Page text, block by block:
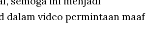
dalam video permintaan maaf